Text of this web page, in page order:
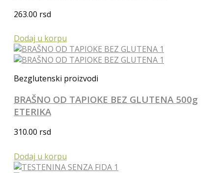
263.00 rsd
Dodaj u korpu
Bezglutenski proizvodi
BRAŠNO OD TAPIOKE BEZ GLUTENA 500g
ETERIKA
310.00 rsd
Dodaj u korpu